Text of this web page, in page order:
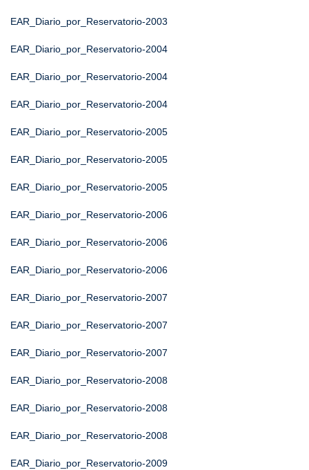
EAR_Diario_por_Reservatorio-2003
EAR_Diario_por_Reservatorio-2004
EAR_Diario_por_Reservatorio-2004
EAR_Diario_por_Reservatorio-2004
EAR_Diario_por_Reservatorio-2005
EAR_Diario_por_Reservatorio-2005
EAR_Diario_por_Reservatorio-2005
EAR_Diario_por_Reservatorio-2006
EAR_Diario_por_Reservatorio-2006
EAR_Diario_por_Reservatorio-2006
EAR_Diario_por_Reservatorio-2007
EAR_Diario_por_Reservatorio-2007
EAR_Diario_por_Reservatorio-2007
EAR_Diario_por_Reservatorio-2008
EAR_Diario_por_Reservatorio-2008
EAR_Diario_por_Reservatorio-2008
EAR_Diario_por_Reservatorio-2009